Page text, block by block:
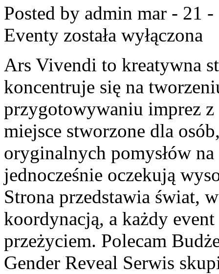
Posted by admin mar - 21 -
Eventy została wyłączona
Ars Vivendi to kreatywna
koncentruje się na
przygotowywaniu imprez
miejsce stworzone dla
oryginalnych pomysłów
jednocześnie oczekują
Strona przedstawia świat,
koordynacją, a każdy
przeżyciem. Polecam
Gender Reveal Serwis